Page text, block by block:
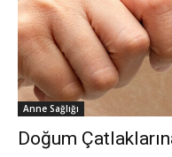
Anne Sağlığı
Doğum